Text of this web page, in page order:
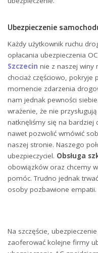
Ubezpieczenie
Każdy użytkownik ruchu
opłacania ubezpieczenia
Szczecin nie z naszej winy
chociaż częściowo, pokryje
momencie zdarzenia
nam jednak pewności
wrażenie, że nie
natknęliśmy się na
nawet pozwolić wmówić
naszej stronie. Naszego
ubezpieczyciel. Obsługa
obowiązków oraz chcemy
pomóc. Trudno jednak
osoby pozbawione empatii.
Na szczęście,
zaoferować kolejne firmy